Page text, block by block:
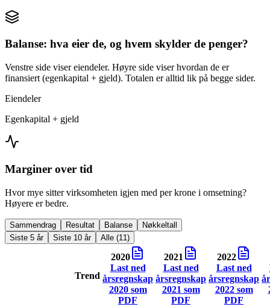
Balanse: hva eier de, og hvem skylder de penger?
Venstre side viser eiendeler. Høyre side viser hvordan de er
finansiert (egenkapital + gjeld). Totalen er alltid lik på begge sider.
Eiendeler
Egenkapital + gjeld
Marginer over tid
Hvor mye sitter virksomheten igjen med per krone i omsetning?
Høyere er bedre.
Sammendrag Resultat Balanse
Nøkkeltall
Siste 5 år
Siste 10 år Alle (11)
Trend
2020
Last ned
årsregnskap
2020som
PDF
2021
Last ned
årsregnskap
2021 som
PDF
2022
Last ned
årsregnskap
2022som
PDF